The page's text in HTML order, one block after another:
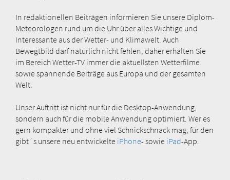
In redaktionellen Beiträgen informieren Sie unsere Diplom-
Meteorologen rund um die Uhr über alles Wichtige und
Interessante aus der Wetter- und Klimawelt. Auch
Bewegtbild darf natürlich nicht fehlen, daher erhalten Sie
im Bereich Wetter-TV immer die aktuellsten Wetterfilme
sowie spannende Beiträge aus Europa und der gesamten
Welt.
Unser Auftritt ist nicht nur für die Desktop-Anwendung,
sondern auch für die mobile Anwendung optimiert. Wer es
gern kompakter und ohne viel Schnickschnack mag, für den
gibt´s unsere neu entwickelte iPhone- sowie iPad-App.